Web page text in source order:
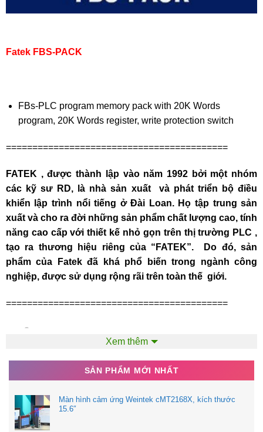
Fatek FBS-PACK
FBs-PLC program memory pack with 20K Words
program, 20K Words register, write protection switch
==========================================
FATEK , được thành lập vào năm 1992 bởi một nhóm
các kỹ sư RD, là nhà sản xuất và phát triển bộ điều
khiển lập trình nổi tiếng ở Đài Loan. Họ tập trung sản
xuất và cho ra đời những sản phẩm chất lượng cao, tính
năng cao cấp với thiết kế nhỏ gọn trên thị trường PLC ,
tạo ra thương hiệu riêng của “FATEK”. Do đó, sản
phẩm của Fatek đã khá phổ biến trong ngành công
nghiệp, được sử dụng rộng rãi trên toàn thế giới.
==========================================
CÔNG TY TNHH TPE
Địa chỉ: 25/10 TCH08, P.Tân Chánh Hiệp, Q.12, TP.HCM
Hotline: 090.6688.104
Email:tudonghoatpe@gmail.com
Xem thêm
SẢN PHẨM MỚI NHẤT
Màn hình cảm ứng Weintek cMT2168X, kích thước
15.6″